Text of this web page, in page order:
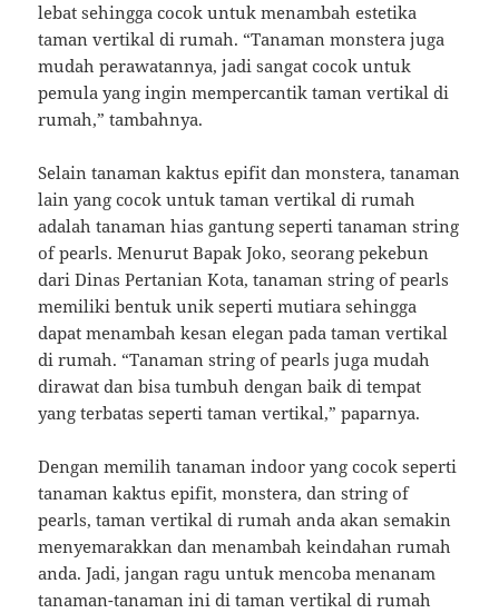
lebat sehingga cocok untuk menambah estetika
taman vertikal di rumah. “Tanaman monstera juga
mudah perawatannya, jadi sangat cocok untuk
pemula yang ingin mempercantik taman vertikal di
rumah,” tambahnya.
Selain tanaman kaktus epifit dan monstera, tanaman
lain yang cocok untuk taman vertikal di rumah
adalah tanaman hias gantung seperti tanaman string
of pearls. Menurut Bapak Joko, seorang pekebun
dari Dinas Pertanian Kota, tanaman string of pearls
memiliki bentuk unik seperti mutiara sehingga
dapat menambah kesan elegan pada taman vertikal
di rumah. “Tanaman string of pearls juga mudah
dirawat dan bisa tumbuh dengan baik di tempat
yang terbatas seperti taman vertikal,” paparnya.
Dengan memilih tanaman indoor yang cocok seperti
tanaman kaktus epifit, monstera, dan string of
pearls, taman vertikal di rumah anda akan semakin
menyemarakkan dan menambah keindahan rumah
anda. Jadi, jangan ragu untuk mencoba menanam
tanaman-tanaman ini di taman vertikal di rumah